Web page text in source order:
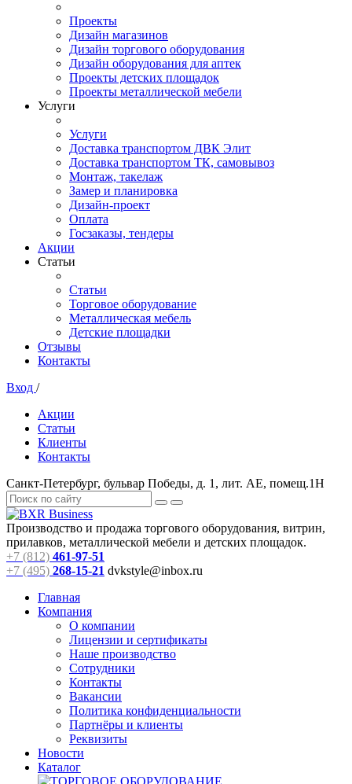
Проекты
Дизайн магазинов
Дизайн торгового оборудования
Дизайн оборудования для аптек
Проекты детских площадок
Проекты металлической мебели
Услуги
Услуги
Доставка транспортом ДВК Элит
Доставка транспортом ТК, самовывоз
Монтаж, такелаж
Замер и планировка
Дизайн-проект
Оплата
Госзаказы, тендеры
Акции
Статьи
Статьи
Торговое оборудование
Металлическая мебель
Детские площадки
Отзывы
Контакты
Вход /
Акции
Статьи
Клиенты
Контакты
Санкт-Петербург, бульвар Победы, д. 1, лит. АЕ, помещ.1Н
Производство и продажа торгового оборудования, витрин,
прилавков, металлической мебели и детских площадок.
+7 (812) 461-97-51
+7 (495) 268-15-21 dvkstyle@inbox.ru
Главная
Компания
О компании
Лицензии и сертификаты
Наше производство
Сотрудники
Контакты
Вакансии
Политика конфиденциальности
Партнёры и клиенты
Реквизиты
Новости
Каталог